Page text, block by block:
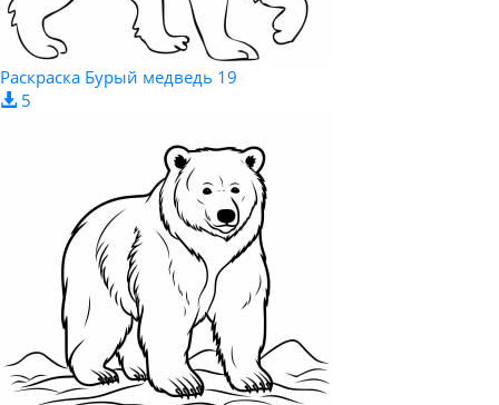
Раскраска Бурый медведь 19
5